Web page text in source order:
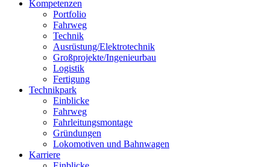
Kompetenzen
Portfolio
Fahrweg
Technik
Ausrüstung/Elektrotechnik
Großprojekte/Ingenieurbau
Logistik
Fertigung
Technikpark
Einblicke
Fahrweg
Fahrleitungsmontage
Gründungen
Lokomotiven und Bahnwagen
Karriere